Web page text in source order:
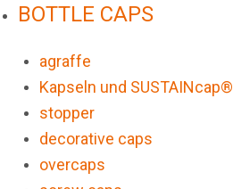
BOTTLE CAPS
agraffe
Kapseln und SUSTAINcap®
stopper
decorative caps
overcaps